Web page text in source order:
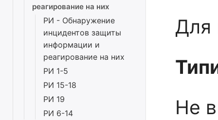
реагирование на них
РИ - Обнаружение
инцидентов защиты
информации и
реагирование на них
РИ 1-5
РИ 15-18
РИ 19
РИ 6-14
Для
Не